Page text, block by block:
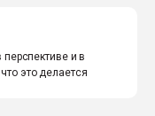
перспективе и в
это делается